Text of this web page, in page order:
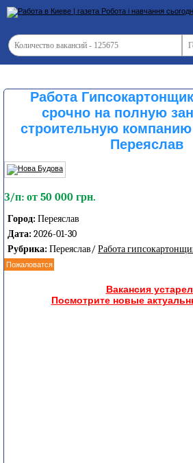
Работа
срочно на полную
строительную
Переяслав
З/п: от 50 000 грн.
Город: Переяслав
Дата: 2026-01-30
Рубрика: Переяслав/ Работа
Пожаловатся
Вакансия
Посмотрите новые